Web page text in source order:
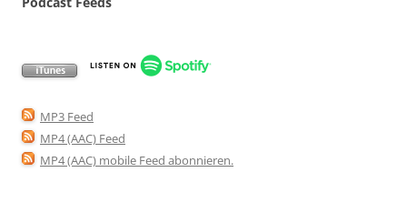
MP3 Feed
MP4 (AAC) Feed
MP4 (AAC) mobile Feed abonnieren.